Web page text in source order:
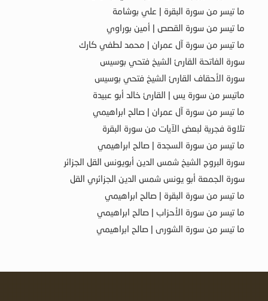
ما تيسر من سورة البقرة | علي بوشامة
ما تيسر من سورة القصص | أمين بوراوي
ما تيسر من سورة آل عمران | محمد لطفي كارك
سورة الفاتحة القارئ الشيخ فتحي بوسيس
سورة الأحقاف القارئ الشيخ فتحي بوسيس
ماتيسر من سورة يس | القارئ خالد أبو عبيدة
ما تيسر من سورة آل عمران | صالح ابراهيمي
تلاوة فجرية لبعض الآيات من سورة البقرة
ما تيسر من سورة السجدة | صالح ابراهيمي
سورة البروج الشيخ شمس الدين أبويونس القل الجزائر
سورة الجمعة أبو يونس شمس الدين الجزائري القل
ما تيسر من سورة البقرة | صالح ابراهيمي
ما تيسر من سورة الأحزاب | صالح ابراهيمي
ما تيسر من سورة الشورى | صالح ابراهيمي